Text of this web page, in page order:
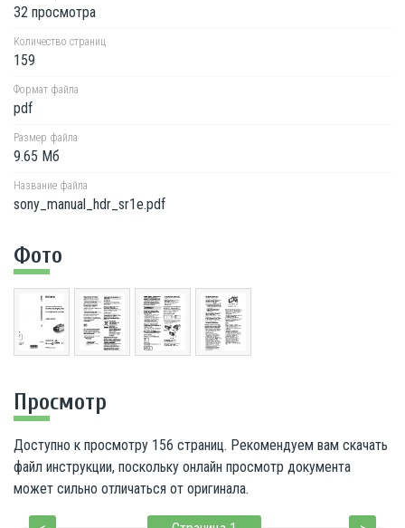
32 просмотра
Количество страниц
159
Формат файла
pdf
Размер файла
9.65 Мб
Название файла
sony_manual_hdr_sr1e.pdf
Фото
Просмотр
Доступно к просмотру 156 страниц. Рекомендуем вам скачать
файл инструкции, поскольку онлайн просмотр документа
может сильно отличаться от оригинала.